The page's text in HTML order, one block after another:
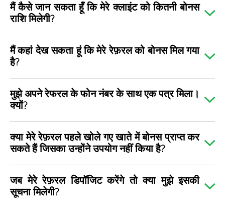
मैं कैसे जान सकता हूँ कि मेरे क्लाइंट को कितनी बोनस
राशि मिलेगी?
मैं कहां देख सकता हूं कि मेरे रेफ़रल को बोनस मिल गया
है?
मुझे अपने रेफरल के फोन नंबर के साथ एक पत्र मिला।
क्यों?
क्या मेरे रेफ़रल पहले खोले गए खाते में बोनस प्राप्त कर
सकते हैं जिसका उन्होंने उपयोग नहीं किया है?
जब मेरे रेफ़रल डिपॉजिट करेंगे तो क्या मुझे इसकी
सूचना मिलेगी?